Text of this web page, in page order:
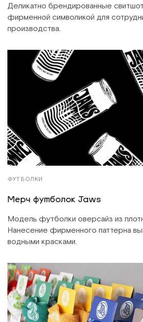
Деликатно брендированные
фирменной символикой для
производства.
ФУТБОЛКИ
Мерч футболок Jaws
Модель футболки оверсайз из
Нанесение фирменного паттерна
водными красками.